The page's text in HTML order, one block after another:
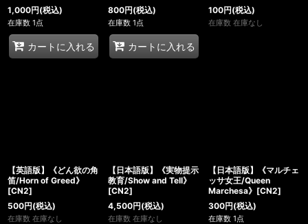
1,000円(税込)
在庫数 1点
カートに入れる
800円(税込)
在庫数 1点
カートに入れる
100円(税込)
在庫数 在庫なし
【英語版】《どん欲の角
笛/Horn of Greed》
[CN2]
500円(税込)
在庫数 在庫なし
【日本語版】《実物提示
教育/Show and Tell》
[CN2]
4,500円(税込)
在庫数 在庫なし
【日本語版】《マルチェ
ッサ女王/Queen
Marchesa》[CN2]
300円(税込)
在庫数 1点